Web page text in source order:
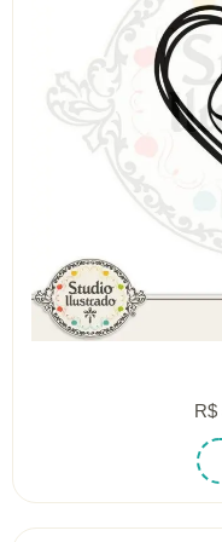
R$